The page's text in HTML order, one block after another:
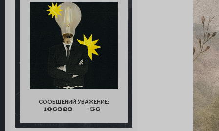
СООБЩЕНИЙ:
106323
УВАЖЕНИЕ:
+56